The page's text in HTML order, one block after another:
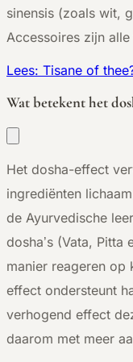
sinensis (zoals wit,
Accessoires zijn
Lees: Tisane of
Wat betekent het
Het dosha-effect
ingrediënten
de Ayurvedische
dosha’s (Vata, Pitta
manier reageren op
effect ondersteunt
verhogend effect
daarom met meer